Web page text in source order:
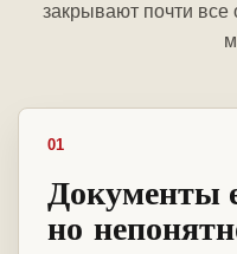
закрывают почти
01
Документы
но